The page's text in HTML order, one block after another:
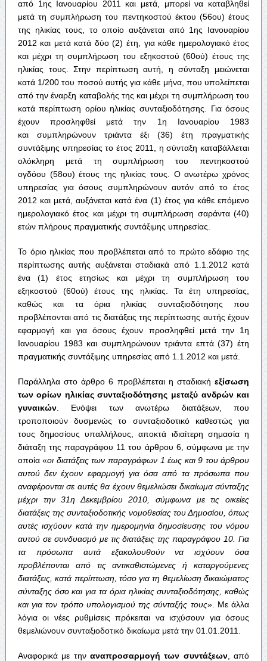
από 1ης Ιανουαρίου 2011 και μετά, μπορεί να καταβληθεί
μετά τη συμπλήρωση του πεντηκοστού έκτου (56ου) έτους
της ηλικίας τους, το οποίο αυξάνεται από 1ης Ιανουαρίου
2012 και μετά κατά δύο (2) έτη, για κάθε ημερολογιακό έτος
και μέχρι τη συμπλήρωση του εξηκοστού (60ού) έτους της
ηλικίας τους. Στην περίπτωση αυτή, η σύνταξη μειώνεται
κατά 1/200 του ποσού αυτής για κάθε μήνα, που υπολείπεται
από την έναρξη καταβολής της και μέχρι τη συμπλήρωση του
κατά περίπτωση ορίου ηλικίας συνταξιοδότησης. Για όσους
έχουν προσληφθεί μετά την 1η Ιανουαρίου 1983
και συμπληρώνουν τριάντα έξι (36) έτη πραγματικής
συντάξιμης υπηρεσίας το έτος 2011, η σύνταξη καταβάλλεται
ολόκληρη μετά τη συμπλήρωση του πεντηκοστού
ογδόου (58ου) έτους της ηλικίας τους. Ο ανωτέρω χρόνος
υπηρεσίας για όσους συμπληρώνουν αυτόν από το έτος
2012 και μετά, αυξάνεται κατά ένα (1) έτος για κάθε επόμενο
ημερολογιακό έτος και μέχρι τη συμπλήρωση σαράντα (40)
ετών πλήρους πραγματικής συντάξιμης υπηρεσίας.
Το όριο ηλικίας που προβλέπεται από το πρώτο εδάφιο της
περίπτωσης αυτής αυξάνεται σταδιακά από 1.1.2012 κατά
ένα (1) έτος ετησίως και μέχρι τη συμπλήρωση του
εξηκοστού (60ού) έτους της ηλικίας. Τα έτη υπηρεσίας,
καθώς και τα όρια ηλικίας συνταξιοδότησης που
προβλέπονται από τις διατάξεις της περίπτωσης αυτής έχουν
εφαρμογή και για όσους έχουν προσληφθεί μετά την 1η
Ιανουαρίου 1983 και συμπληρώνουν τριάντα επτά (37) έτη
πραγματικής συντάξιμης υπηρεσίας από 1.1.2012 και μετά.
Παράλληλα στο άρθρο 6 προβλέπεται η σταδιακήεξίσωση
των ορίων ηλικίας συνταξιοδότησης μεταξύ ανδρών και
γυναικών. Ενόψει των ανωτέρω διατάξεων, που
τροποποιούν δυσμενώς το συνταξιοδοτικό καθεστώς για
τους δημοσίους υπαλλήλους, αποκτά ιδιαίτερη σημασία η
διάταξη της παραγράφου 11 του άρθρου 6, σύμφωνα με την
οποία «οι διατάξεις των παραγράφων 1 έως και 9 του άρθρου
αυτού δεν έχουν εφαρμογή για όσααπό τα πρόσωπα που
αναφέρονται σε αυτές θα έχουν θεμελιώσει δικαίωμα σύνταξης
μέχρι την 31η Δεκεμβρίου 2010, σύμφωνα με τις οικείες
διατάξεις της συνταξιοδοτικής νομοθεσίας του Δημοσίου, όπως
αυτές ισχύουν κατά την ημερομηνία δημοσίευσης τουνόμου
αυτού σε συνδυασμό με τις διατάξεις της παραγράφου 10. Για
τα πρόσωπα αυτά εξακολουθούν να ισχύουν όσα
προβλέπονται από τις αντικαθιστώμενες ήκαταργούμενες
διατάξεις, κατά περίπτωση, τόσο για τη θεμελίωση δικαιώματος
σύνταξης όσο και για τα όρια ηλικίας συνταξιοδότησης, καθώς
και για τον τρόπο υπολογισμού της σύνταξής τους». Με άλλα
λόγια οι νέες ρυθμίσεις πρόκειται να ισχύσουν για όσους
θεμελιώνουν συνταξιοδοτικό δικαίωμα μετά την 01.01.2011.
Αναφορικά με την αναπροσαρμογή των συντάξεων, από